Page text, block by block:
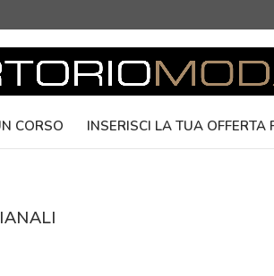
CORSO INSERISCI LA TUA OFFERTA